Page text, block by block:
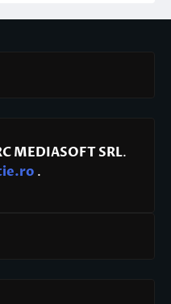
MEDIASOFT SRL.
.